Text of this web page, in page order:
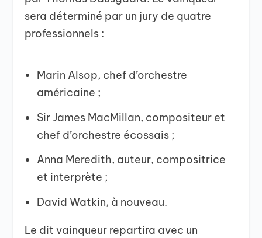
sera déterminé par un jury de quatre
professionnels :
Marin Alsop, chef d’orchestre
américaine ;
Sir James MacMillan, compositeur et
chef d’orchestre écossais ;
Anna Meredith, auteur, compositrice
et interprète ;
David Watkin, à nouveau.
Le dit vainqueur repartira avec un